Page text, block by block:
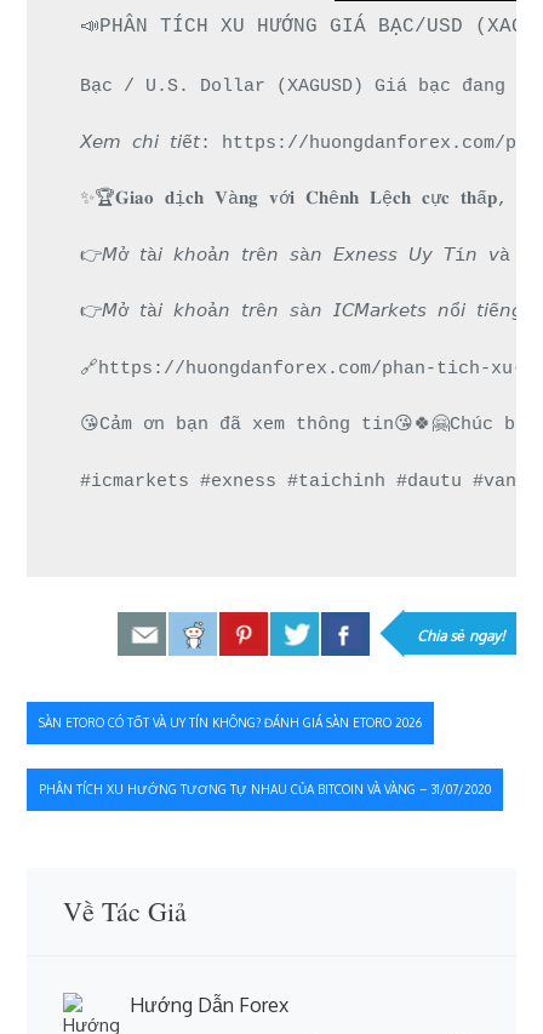
📣PHÂN TÍCH XU HƯỚNG GIÁ BẠC/USD
Bạc / U.S. Dollar (XAGUSD) Giá bạc
𝘟𝘦𝘮 𝘤𝘩𝘪 𝘵𝘪ế𝘵: https://huongdanforex.com/
✨🏆𝐆𝐢𝐚𝐨 𝐝ị𝐜𝐡 𝐕à𝐧𝐠 𝐯ớ𝐢 𝐂𝐡ê𝐧𝐡 𝐋ệ𝐜𝐡 𝐜ự𝐜 𝐭𝐡ấ𝐩,
👉𝘔ở 𝘵à𝘪 𝘬𝘩𝘰ả𝘯 𝘵𝘳ê𝘯 𝘴à𝘯 𝘌𝘹𝘯𝘦𝘴𝘴 𝘜𝘺 𝘛í𝘯 𝘷à
👉𝘔ở 𝘵à𝘪 𝘬𝘩𝘰ả𝘯 𝘵𝘳ê𝘯 𝘴à𝘯 𝘐𝘊𝘔𝘢𝘳𝘬𝘦𝘵𝘴 𝘯ổ𝘪
🔗https://huongdanforex.com/phan-tich-xu-
😘Cảm ơn bạn đã xem thông tin😘🍀🤗Chúc
#icmarkets #exness #taichinh #dautu #vang
Chia sẻ ngay!
Điều
hướng
bài
SÀN ETORO CÓ TỐT VÀ UY TÍN KHÔNG? ĐÁNH GIÁ SÀN ETORO 2026
PHÂN TÍCH XU HƯỚNG TƯƠNG TỰ NHAU CỦA BITCOIN VÀ VÀNG – 31/07/2020
Về Tác Giả
Hướng Dẫn Forex